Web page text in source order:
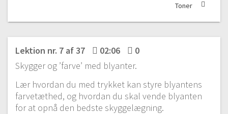
Toner
Lektion nr. 7 af 37 02:06
0
Skygger og ’farve’ med blyanter.
Lær hvordan du med trykket kan styre blyantens
farvetæthed, og hvordan du skal vende blyanten
for at opnå den bedste skyggelægning.